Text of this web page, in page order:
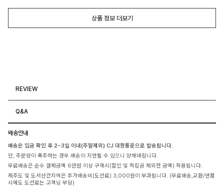
상품 정보 더보기
REVIEW
Q&A
배송안내
배송은 입금 확인 후 2~3일 이내(주말제외) CJ 대한통운으로 발송됩니다.
단, 주문량이 폭주하는 경우 배송이 지연될 수 있으니 양해바랍니다.
무료배송은 순수 결제금액 6만원 이상 구매시(할인 및 적립금 제외한 금액) 적용됩니다.
제주도 및 도서산간지역은 추가배송비(도선료) 3,000원이 부과됩니다. (무료배송,교환/반품
시에도 도선료는 고객님 부담)